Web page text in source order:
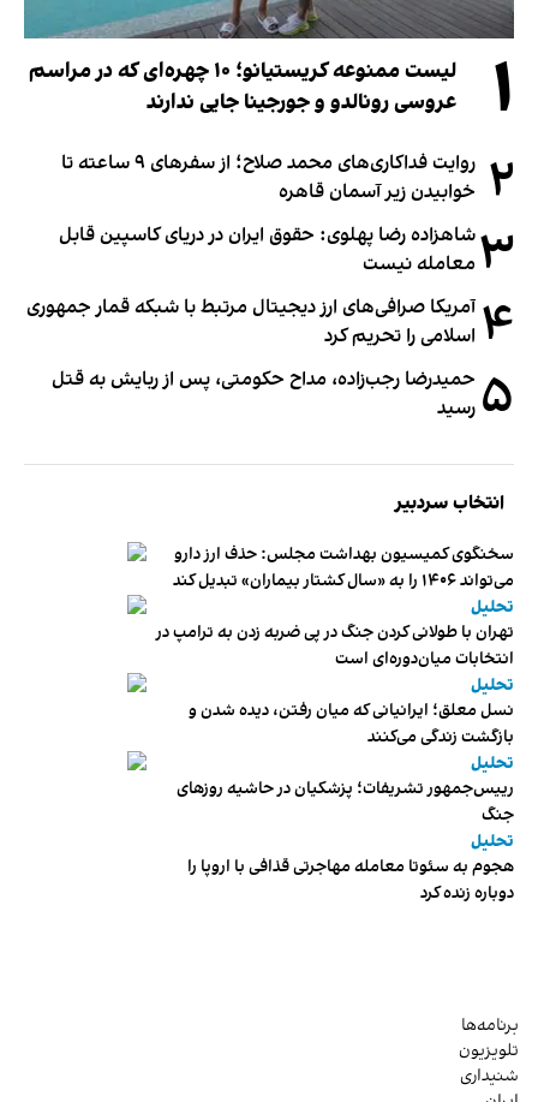
۱
لیست ممنوعه کریستیانو؛ ۱۰ چهره‌ای که در مراسم
عروسی رونالدو و جورجینا جایی ندارند
۲
روایت فداکاری‌های محمد صلاح؛ از سفرهای ۹ ساعته تا
خوابیدن زیر آسمان قاهره
۳شاهزاده رضا پهلوی: حقوق ایران در دریای کاسپین قابل
معامله نیست
۴ آمریکا صرافی‌های ارز دیجیتال مرتبط با شبکه قمار جمهوری
اسلامی را تحریم کرد
۵ حمیدرضا رجب‌زاده، مداح حکومتی، پس از ربایش به قتل
رسید
انتخاب سردبیر
سخنگوی کمیسیون بهداشت مجلس: حذف ارز دارو
می‌تواند ۱۴۰۶ را به «سال کشتار بیماران» تبدیل کند
تحلیل
تهران با طولانی کردن جنگ در پی ضربه زدن به ترامپ در
انتخابات میان‌دوره‌ای است
تحلیل
نسل معلق؛ ایرانیانی که میان رفتن، دیده شدن و
بازگشت زندگی می‌کنند
تحلیل
رییس‌جمهور تشریفات؛ پزشکیان در حاشیه روزهای
جنگ
تحلیل
هجوم به سئوتا معامله مهاجرتی قذافی با اروپا را
دوباره زنده کرد
برنامه‌ها
تلویزیون
شنیداری